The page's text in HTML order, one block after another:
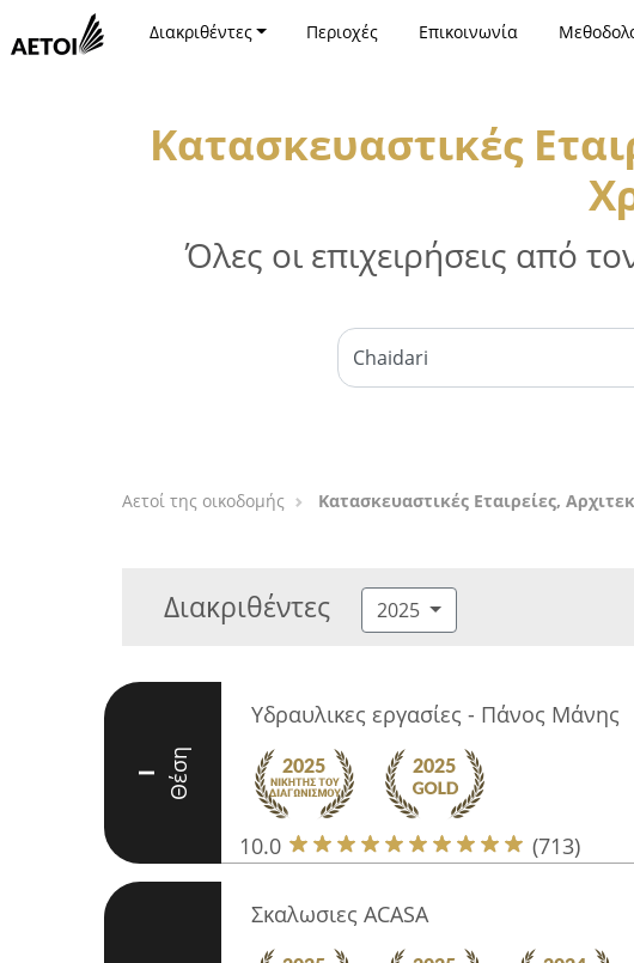
Διακριθέντες Περιοχές Επικοινωνία
Κατασκευαστικές
Όλες οι επιχειρήσεις από
Αετοί της οικοδομής Κατασκευαστικές Εταιρείες,
Διακριθέντες 2025
I Θέση
Υδραυλικες εργασίες - Πάνος Μάνης
10.0 (713)
Σκαλωσιες ACASA